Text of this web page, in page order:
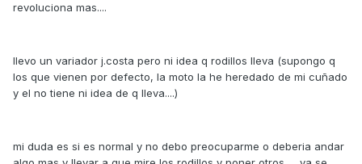
revoluciona mas....
llevo un variador j.costa pero ni idea q rodillos lleva (supongo q
los que vienen por defecto, la moto la he heredado de mi cuñado
y el no tiene ni idea de q lleva....)
mi duda es si es normal y no debo preocuparme o deberia andar